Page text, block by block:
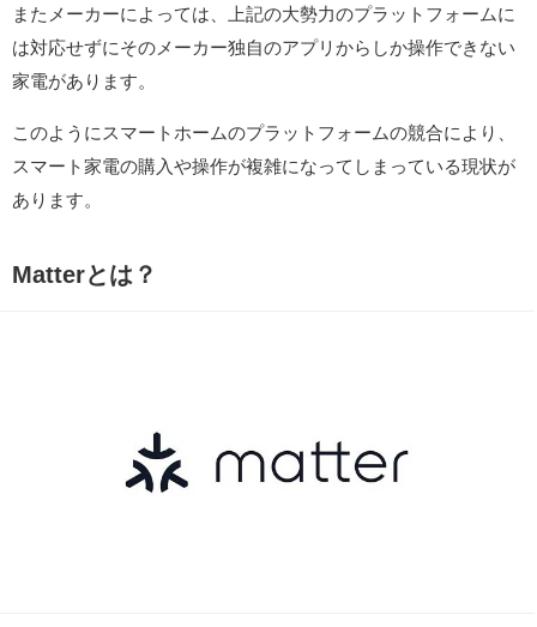
またメーカーによっては、上記の大勢力のプラットフォームに
は対応せずにそのメーカー独自のアプリからしか操作できない
家電があります。
このようにスマートホームのプラットフォームの競合により、
スマート家電の購入や操作が複雑になってしまっている現状が
あります。
Matterとは？